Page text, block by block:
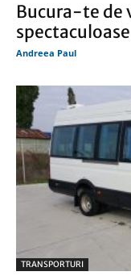
Bucura-te de
Andreea Paul
TRANSPORTURI